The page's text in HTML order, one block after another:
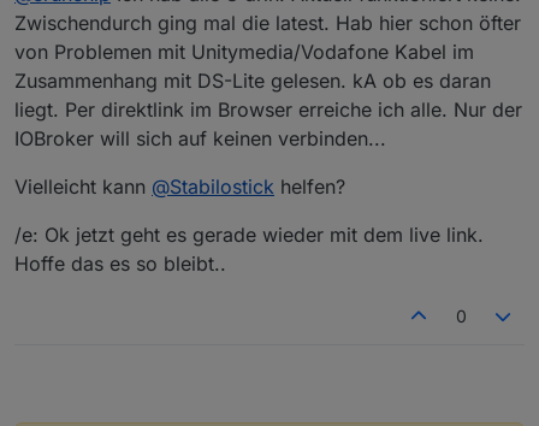
http://download.iobroker.net/sources-
2
latest
http://download.iobroker.net/sources-dist-
live
http://iobroker.live/repo/sources-dist-
Zwischendurch ging mal die latest. Hab hier schon öfter
von Problemen mit Unitymedia/Vodafone Kabel im
Zusammenhang mit DS-Lite gelesen. kA ob es daran
liegt. Per direktlink im Browser erreiche ich alle. Nur der
IOBroker will sich auf keinen verbinden...
Vielleicht kann @Stabilostick helfen?
/e: Ok jetzt geht es gerade wieder mit dem live link.
Hoffe das es so bleibt..
0